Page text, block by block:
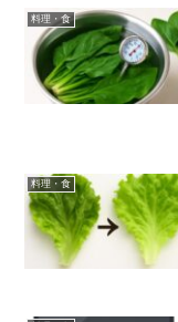
料理・食
料理・食